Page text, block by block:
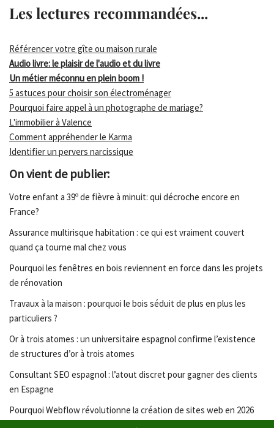
Les lectures recommandées...
Référencer votre gîte ou maison rurale
Audio livre: le plaisir de l'audio et du livre
Un métier méconnu en plein boom !
5 astuces pour choisir son électroménager
Pourquoi faire appel à un photographe de mariage?
L'immobilier à Valence
Comment appréhender le Karma
Identifier un pervers narcissique
On vient de publier:
Votre enfant a 39º de fièvre à minuit: qui décroche encore en
France?
Assurance multirisque habitation : ce qui est vraiment couvert
quand ça tourne mal chez vous
Pourquoi les fenêtres en bois reviennent en force dans les projets
de rénovation
Travaux à la maison : pourquoi le bois séduit de plus en plus les
particuliers ?
Or à trois atomes : un universitaire espagnol confirme l’existence
de structures d’or à trois atomes
Consultant SEO espagnol : l’atout discret pour gagner des clients
en Espagne
Pourquoi Webflow révolutionne la création de sites web en 2026